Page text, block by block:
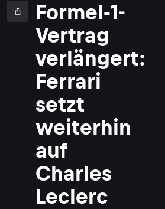
Formel-1-
Vertrag
verlängert:
Ferrari
setzt
weiterhin
auf
Charles
Leclerc